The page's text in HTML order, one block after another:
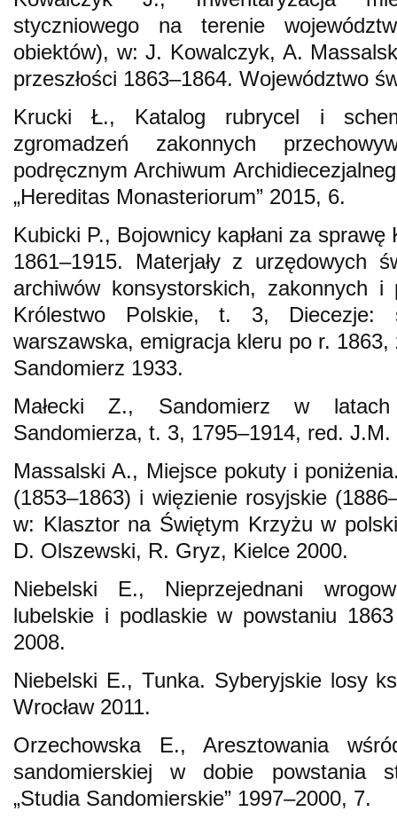
styczniowego na terenie
obiektów), w: J. Kowalczyk, A.
przeszłości 1863–1864. Województwo
Krucki Ł., Katalog rubrycel i
zgromadzeń zakonnych
podręcznym Archiwum
„Hereditas Monasteriorum” 2015, 6.
Kubicki P., Bojownicy kapłani za sprawę
1861–1915. Materjały z urzędowych
archiwów konsystorskich, zakonnych
Królestwo Polskie, t. 3, Diecezje:
warszawska, emigracja kleru po r.
Sandomierz 1933.
Małecki Z., Sandomierz w
Sandomierza, t. 3, 1795–1914, red. J.M.
Massalski A., Miejsce pokuty i
(1853–1863) i więzienie rosyjskie
w: Klasztor na Świętym Krzyżu w
D. Olszewski, R. Gryz, Kielce 2000.
Niebelski E., Nieprzejednani
lubelskie i podlaskie w powstaniu
2008.
Niebelski E., Tunka. Syberyjskie losy
Wrocław 2011.
Orzechowska E., Aresztowania
sandomierskiej w dobie powstania
„Studia Sandomierskie” 1997–2000, 7.